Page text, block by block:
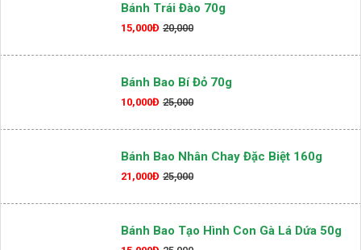
Bánh Trái Đào 70g
15,000Đ 20,000
Bánh Bao Bí Đỏ 70g
10,000Đ 25,000
Bánh Bao Nhân Chay Đặc Biệt 160g
21,000Đ 25,000
Bánh Bao Tạo Hình Con Gà Lá Dứa 50g